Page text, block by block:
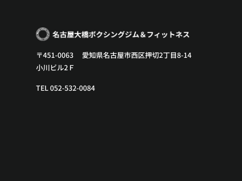
〒451-0063 愛知県名古屋市西区押切2丁目8-14
小川ビル2Ｆ
TEL 052-532-0084